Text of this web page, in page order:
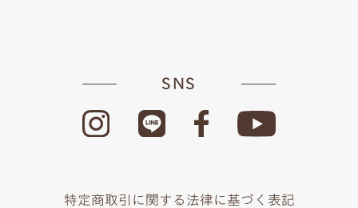
SNS
特定商取引に関する法律に基づく表記